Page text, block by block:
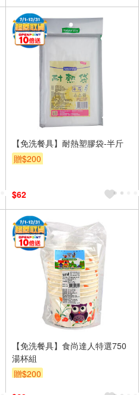
【免洗餐具】耐熱塑膠袋-半斤
贈$200
$62
【免洗餐具】食尚達人特選750
湯杯組
贈$200